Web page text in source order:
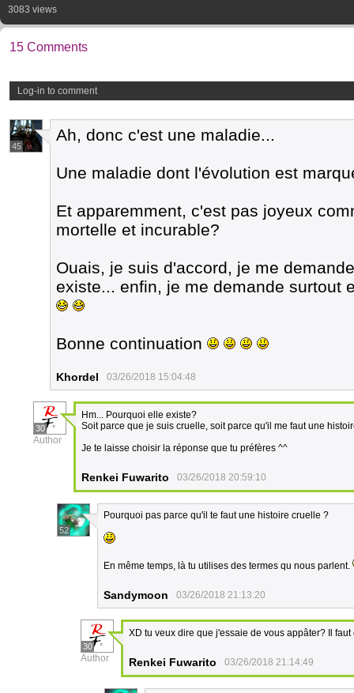
3083 views
15 Comments
Log-in to comment
45
Ah, donc c'est une maladie...
Une maladie dont l'évolution est
Et apparemment, c'est pas joyeux
mortelle et incurable?
Ouais, je suis d'accord, je me
existe... enfin, je me demande surtout
Bonne continuation
Khordel 03/26/2018 15:04:48
30
Author
Hm... Pourquoi elle existe?
Soit parce que je suis cruelle, soit parce qu'il me faut une
Je te laisse choisir la réponse que tu préfères ^^
Renkei Fuwarito 03/26/2018 20:59:10
52
Pourquoi pas parce qu'il te faut une histoire cruelle ?
En même temps, là tu utilises des termes qu nous parlent.
Sandymoon 03/26/2018 21:13:20
30
Author
XD tu veux dire que j'essaie de vous appâter? Il
Renkei Fuwarito 03/26/2018 21:14:49